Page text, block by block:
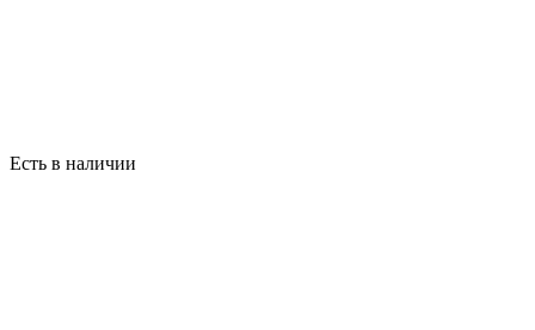
Есть в наличии